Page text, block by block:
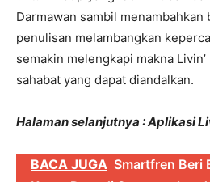
Darmawan sambil menambahkan
penulisan melambangkan
semakin melengkapi makna
sahabat yang dapat diandalkan.
Halaman selanjutnya : Aplikasi
BACA JUGA Smartfren Beri